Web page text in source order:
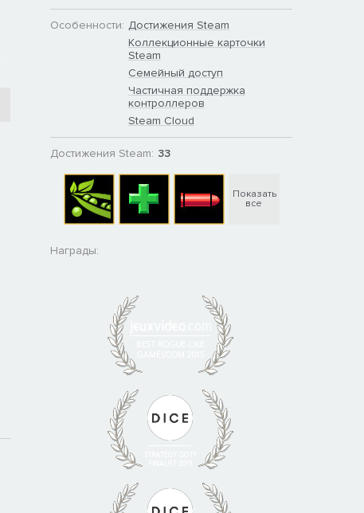
Особенности: Достижения Steam
Коллекционные карточки
Steam
Семейный доступ
Частичная поддержка
контроллеров
Steam Cloud
Достижения Steam: 33
Показать
все
Награды: